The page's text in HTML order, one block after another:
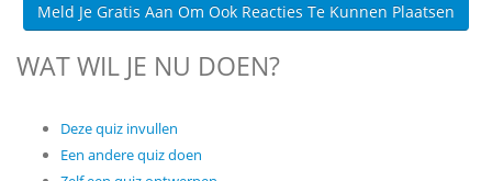
Meld Je Gratis Aan Om Ook Reacties Te Kunnen Plaatsen
WAT WIL JE NU DOEN?
Deze quiz invullen
Een andere quiz doen